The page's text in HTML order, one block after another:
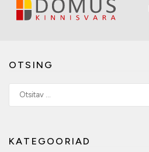
OTSING
KATEGOORIAD